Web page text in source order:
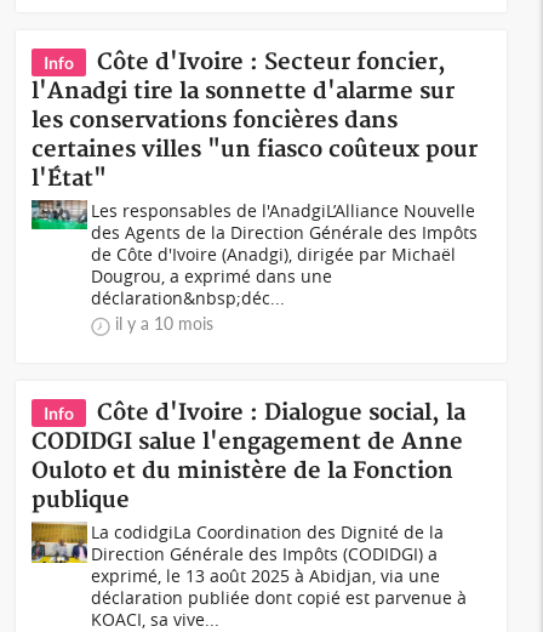
Info
Côte d'Ivoire : Secteur foncier,
l'Anadgi tire la sonnette d'alarme sur
les conservations foncières dans
certaines villes "un fiasco coûteux pour
l'État"
Les responsables de l'AnadgiL’Alliance Nouvelle
des Agents de la Direction Générale des Impôts
de Côte d'Ivoire (Anadgi), dirigée par Michaël
Dougrou, a exprimé dans une
déclaration&nbsp;déc...
il y a 10 mois
Info
Côte d'Ivoire : Dialogue social, la
CODIDGI salue l'engagement de Anne
Ouloto et du ministère de la Fonction
publique
La codidgiLa Coordination des Dignité de la
Direction Générale des Impôts (CODIDGI) a
exprimé, le 13 août 2025 à Abidjan, via une
déclaration publiée dont copié est parvenue à
KOACI, sa vive...